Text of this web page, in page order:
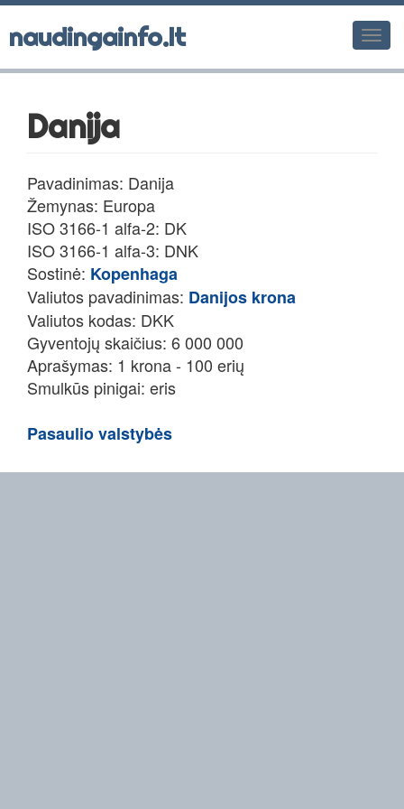
naudingainfo.lt
Danija
Pavadinimas: Danija
Žemynas: Europa
ISO 3166-1 alfa-2: DK
ISO 3166-1 alfa-3: DNK
Sostinė: Kopenhaga
Valiutos pavadinimas: Danijos krona
Valiutos kodas: DKK
Gyventojų skaičius: 6 000 000
Aprašymas: 1 krona - 100 erių
Smulkūs pinigai: eris
Pasaulio valstybės